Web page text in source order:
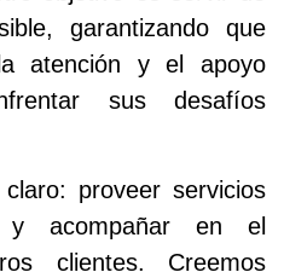
garantizando que
atención y el apoyo
sus desafíos
proveer servicios
y acompañar en el
clientes. Creemos